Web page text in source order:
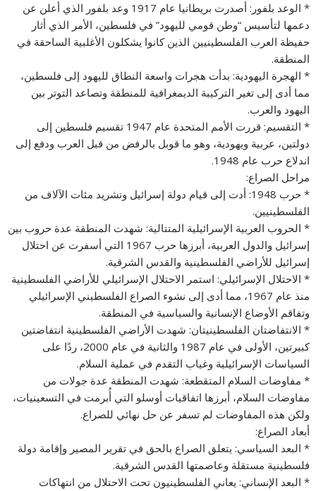
* الوعد بلفور: أصدرت بريطانيا عام 1917 وعد بلفور الذي أعلن عن
دعمها لتأسيس “وطن قومي لليهود” في فلسطين، الأمر الذي أثار
حفيظة العرب الفلسطينيين الذين كانوا يشكلون الأغلبية الساحقة في
المنطقة.
* الهجرة اليهودية: بدأت هجرات واسعة النطاق لليهود إلى فلسطين،
مما أدى إلى تغير التركيبة الديمغرافية للمنطقة وتصاعد التوتر بين
اليهود والعرب.
* التقسيم: قررت الأمم المتحدة عام 1947 تقسيم فلسطين إلى
دولتين، عربية ويهودية، وهو ما قوبل بالرفض من قبل العرب ودفع إلى
اندلاع حرب عام 1948.
مراحل الصراع:
* حرب 1948: أدت إلى قيام دولة إسرائيل وتشريد مئات الآلاف من
الفلسطينيين.
* الحروب العربية الإسرائيلية المتتالية: شهدت المنطقة عدة حروب بين
إسرائيل والدول العربية، أبرزها حرب 1967 التي أسفرت عن احتلال
إسرائيل للأراضي الفلسطينية والقدس الشرقية.
* الاحتلال الإسرائيلي: استمر الاحتلال الإسرائيلي للأراضي الفلسطينية
منذ عام 1967، مما أدى إلى نشوء الصراع الفلسطيني الإسرائيلي
وتفاقم الأوضاع الإنسانية والسياسية في المنطقة.
* الانتفاضتان الفلسطينيتان: شهدت الأراضي الفلسطينية انتفاضتين
كبيرتين، الأولى في عام 1987 والثانية في عام 2000، ردًا على
السياسات الإسرائيلية وغياب التقدم في عملية السلام.
* مفاوضات السلام المتقطعة: شهدت المنطقة عدة جولات من
مفاوضات السلام، أبرزها اتفاقيات أوسلو التي أُبرمت في التسعينيات،
ولكن هذه المفاوضات لم تسفر عن حل نهائي للصراع.
أبعاد الصراع:
* البعد السياسي: يتعلق الصراع بالحق في تقرير المصير وإقامة دولة
فلسطينية مستقلة وعاصمتها القدس الشرقية.
* البعد الإنساني: يعاني الفلسطينيون تحت الاحتلال من انتهاكات